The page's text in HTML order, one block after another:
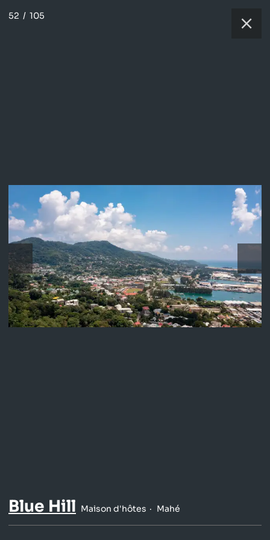
52 / 105
Blue Hill Maison d'hôtes Mahé